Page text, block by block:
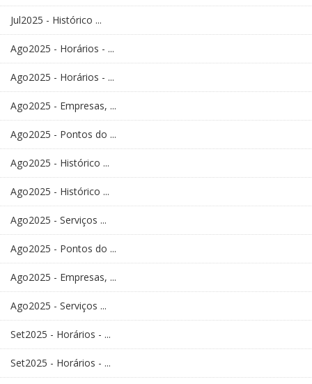
Jul2025 - Histórico ...
Ago2025 - Horários - ...
Ago2025 - Horários - ...
Ago2025 - Empresas, ...
Ago2025 - Pontos do ...
Ago2025 - Histórico ...
Ago2025 - Histórico ...
Ago2025 - Serviços ...
Ago2025 - Pontos do ...
Ago2025 - Empresas, ...
Ago2025 - Serviços ...
Set2025 - Horários - ...
Set2025 - Horários - ...